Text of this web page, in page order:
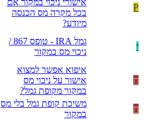
P
אישורי ניכוי במקור אם
בכל מקרה מס הכנסה
מיודע?
י
גמל IRA - טופס 867 /
ניכוי מס במקור
ח
איפוא אפשר למצוא
אישור על ניכוי מס
במקור מקופת גמל?
ח
משיכת קופת גמל בלי מס
במקור